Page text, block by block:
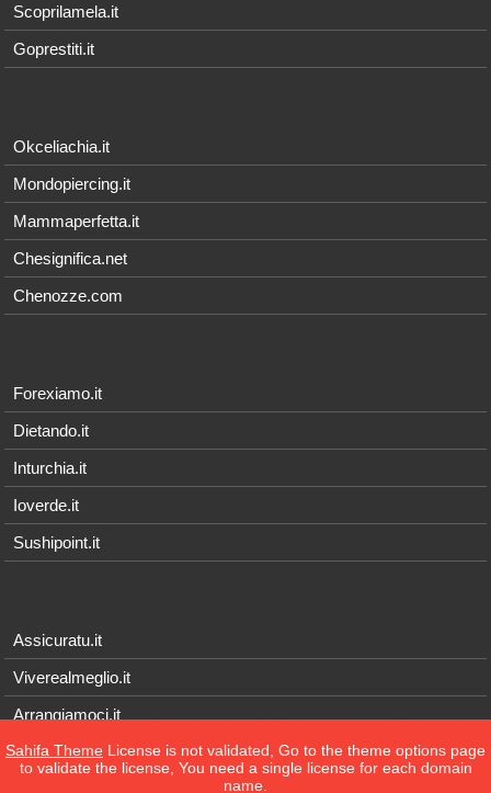
Scoprilamela.it
Goprestiti.it
Okceliachia.it
Mondopiercing.it
Mammaperfetta.it
Chesignifica.net
Chenozze.com
Forexiamo.it
Dietando.it
Inturchia.it
Ioverde.it
Sushipoint.it
Assicuratu.it
Viverealmeglio.it
Arrangiamoci.it
Tecnichef.it
Sahifa Theme License is not validated, Go to the theme options page
to validate the license, You need a single license for each domain
name.